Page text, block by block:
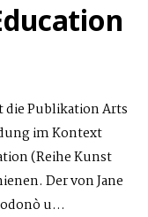
Publikation Arts
im Kontext
(Reihe Kunst
Der von Jane
u…